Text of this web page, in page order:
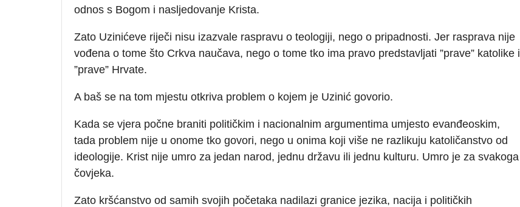
odnos s Bogom i nasljedovanje Krista.
Zato Uzinićeve riječi nisu izazvale raspravu o teologiji, nego o pripadnosti. Jer rasprava nije
vođena o tome što Crkva naučava, nego o tome tko ima pravo predstavljati ”prave” katolike i
”prave” Hrvate.
A baš se na tom mjestu otkriva problem o kojem je Uzinić govorio.
Kada se vjera počne braniti političkim i nacionalnim argumentima umjesto evanđeoskim,
tada problem nije u onome tko govori, nego u onima koji više ne razlikuju katoličanstvo od
ideologije. Krist nije umro za jedan narod, jednu državu ili jednu kulturu. Umro je za svakoga
čovjeka.
Zato kršćanstvo od samih svojih početaka nadilazi granice jezika, nacija i političkih